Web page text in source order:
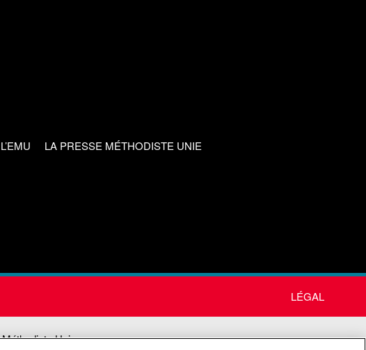
LA PRESSE MÉTHODISTE UNIE
LÉGAL
Unie